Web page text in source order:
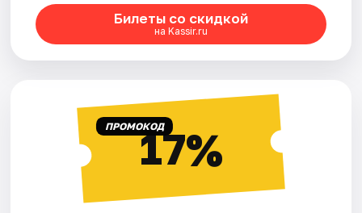
Рейтинги
Билеты со скидкой
на Kassir.ru
ПРОМОКОД17%